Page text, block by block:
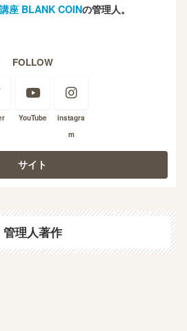
座 BLANK COINの管理人。
FOLLOW
YouTube
instagra
m
管理人著作